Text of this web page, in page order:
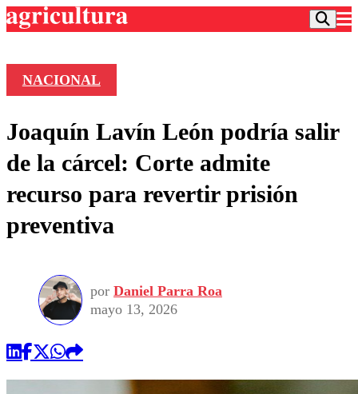
Frecuencias
Agricultura TV
Deportes
Colo Colo
Motor
Torneo Internacional
Torneo Nacional
Entretención
Internacional
Nacional
Vida Social
Programas
Comercial
NACIONAL
Joaquín Lavín León podría salir
de la cárcel: Corte admite
recurso para revertir prisión
preventiva
por Daniel Parra Roa
mayo 13, 2026